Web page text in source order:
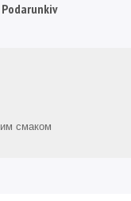
Podarunkiv
смаком